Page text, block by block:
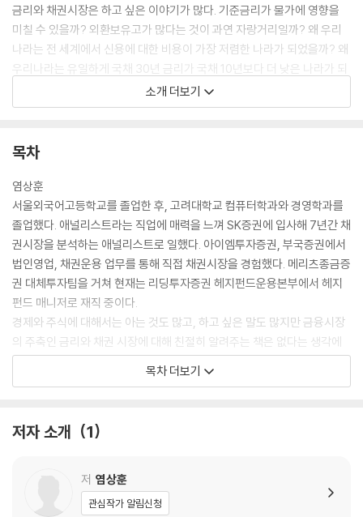
금리와 채권시장은 하고 싶은 이야기가 많다. 기준금리가 물가에 영향을
미칠 수 있을까? 외환보유고가 많다는 것이 과연 자랑거리일까? 왜 우리
나라는 전 세계에서 신용에 대한 비용이 가장 저렴한 나라가 되었을까? 왜
우리나라는 유일하게 국채 30년 금리가 국채 10년보다 더 낮은 나라가 되
었을까? 왜 일본에서 지진이 일어났는데 엔화는 강세를 보일까? 도대체
마이너스 금리는 어떻게 존재할 수 있을까? 이 모든 것에 대한 답이 이 책
하게 여겨지지 않았던, 그러나 실은 매우 중요하고 흥미로운 금리를 함께
소개 더보기
목차
염상훈
서울외국어고등학교를 졸업한 후, 고려대학교 컴퓨터학과와 경영학과를
졸업했다. 애널리스트라는 직업에 매력을 느껴 SK증권에 입사해 7년간 채
권시장을 분석하는 애널리스트로 일했다. 아이엠투자증권, 부국증권에서
법인영업, 채권운용 업무를 통해 직접 채권시장을 경험했다. 메리츠종금증
권 대체투자팀을 거쳐 현재는 리딩투자증권 헤지펀드운용본부에서 헤지
펀드 매니저로 재직 중이다.
경제와 주식에 대해서는 아는 것도 많고, 하고 싶은 말도 많지만 금융시장
의 주축인 금리와 채권 시장에 대해 친절히 알려주는 책은 없다는 생각에
첫 번째 책인 『금리의 역습』을 썼다. 이번 개정판인 『나의 첫 금리 공부』에
서는 그동안 못했던 이야기들과 더불어 금리에 대해 꼭 알아야 할 이야기,
는 사회초년생, 자산을 관리하기 위한 지식이 필요한 직장인들에게 그동안
목차 더보기
저자 소개 1
저 염상훈
관심작가 알림신청